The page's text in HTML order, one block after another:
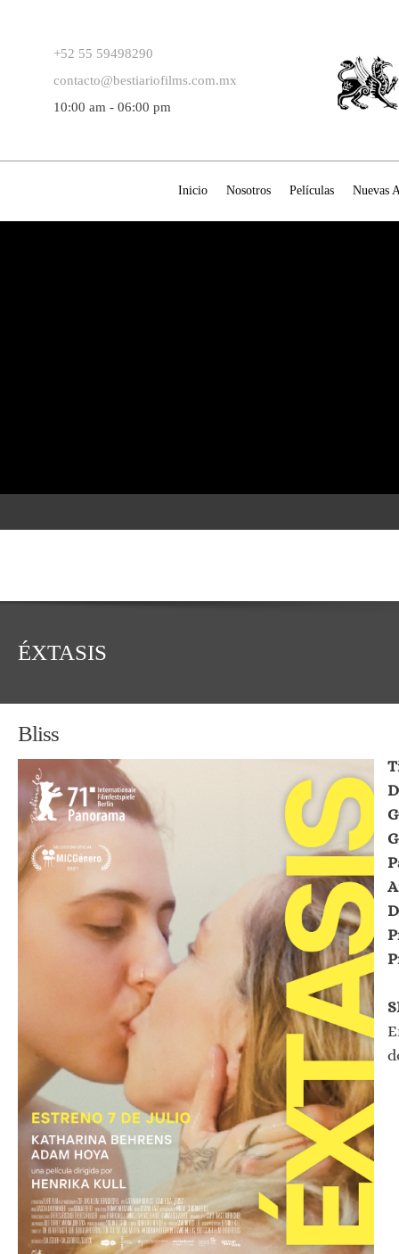
+52 55 59498290
contacto@bestiariofilms.com.mx
10:00 am - 06:00 pm
Inicio Nosotros Películas Nuevas
ÉXTASIS
Bliss